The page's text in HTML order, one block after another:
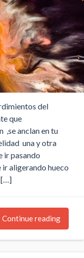
del
que
,se anclan en tu
una y otra
ir pasando
ir aligerando hueco
[…]
Continue reading